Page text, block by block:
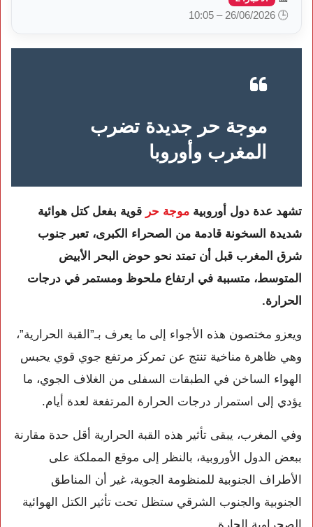
🕒 26/06/2026 – 10:05
موجة حر جديدة تضرب
المغرب وأوروبا
تشهد عدة دول أوروبية موجة حر قوية بفعل كتل هوائية
شديدة السخونة قادمة من الصحراء الكبرى، تعبر جنوب
شرق المغرب قبل أن تمتد نحو حوض البحر الأبيض
المتوسط، متسببة في ارتفاع ملحوظ ومستمر في درجات
الحرارة.
ويعزو مختصون هذه الأجواء إلى ما يعرف بـ”القبة الحرارية”،
وهي ظاهرة مناخية تنتج عن تمركز مرتفع جوي قوي يحبس
الهواء الساخن في الطبقات السفلى من الغلاف الجوي، ما
يؤدي إلى استمرار درجات الحرارة المرتفعة لعدة أيام.
وفي المغرب، يبقى تأثير هذه القبة الحرارية أقل حدة مقارنة
ببعض الدول الأوروبية، بالنظر إلى موقع المملكة على
الأطراف الجنوبية للمنظومة الجوية، غير أن المناطق
الجنوبية والجنوب الشرقي ستظل تحت تأثير الكتل الهوائية